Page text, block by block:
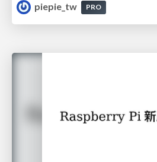
piepie_tw
PRO